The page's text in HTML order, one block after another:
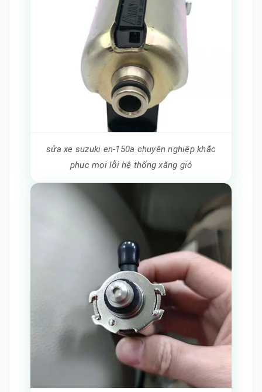
sửa xe suzuki en-150a chuyên nghiệp khắc
phục mọi lỗi hệ thống xăng gió